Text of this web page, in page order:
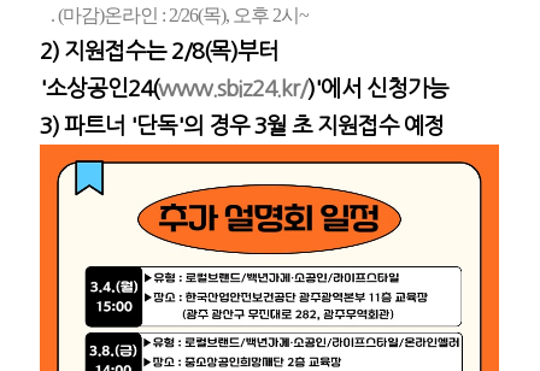
.(마감)온라인 : 2/26(목), 오후 2시~
2) 지원접수는 2/8(목)부터
'소상공인24(www.sbiz24.kr/)'에서 신청가능
3) 파트너 '단독'의 경우 3월 초 지원접수 예정